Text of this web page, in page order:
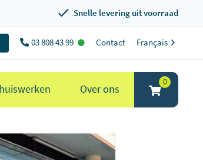
Snelle levering uit voorraad
03 808 43 99 Contact Français
Over ons
0